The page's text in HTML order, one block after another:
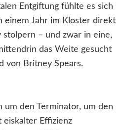
Entgiftung fühlte es sich
einem Jahr im Kloster direkt
stolpern – und zwar in eine,
das Weite gesucht
von Britney Spears.
um den Terminator, um den
Effizienz